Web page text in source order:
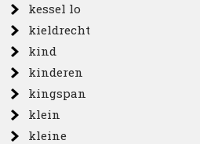
kessel lo
kieldrecht
kind
kinderen
kingspan
klein
kleine